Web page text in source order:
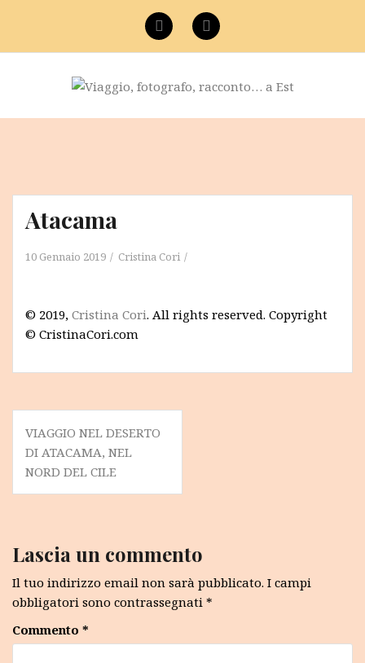
contenuto
FacebookInstagram
Atacama
10 Gennaio 2019 Cristina Cori
© 2019, Cristina Cori. All rights reserved. Copyright
© CristinaCori.com
Navigazione
articoli
VIAGGIO NEL DESERTO
DI ATACAMA, NEL
NORD DEL CILE
Lascia un commento
Il tuo indirizzo email non sarà pubblicato. I campi
obbligatori sono contrassegnati *
Commento *